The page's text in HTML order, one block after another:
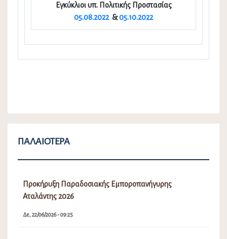
Εγκύκλιοι υπ. Πολιτικής Προστασίας
05.08.2022&05.10.2022
ΠΑΛΑΙΌΤΕΡΑ
Προκήρυξη Παραδοσιακής Εμποροπανήγυρης
Αταλάντης 2026
Δε, 22/06/2026 - 09:25